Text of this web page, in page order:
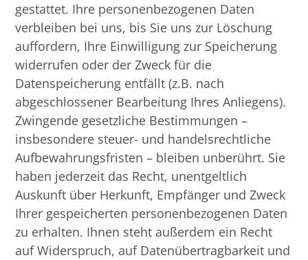
gestattet. Ihre personenbezogenen Daten
verbleiben bei uns, bis Sie uns zur Löschung
auffordern, Ihre Einwilligung zur Speicherung
widerrufen oder der Zweck für die
Datenspeicherung entfällt (z.B. nach
abgeschlossener Bearbeitung Ihres Anliegens).
Zwingende gesetzliche Bestimmungen –
insbesondere steuer- und handelsrechtliche
Aufbewahrungsfristen – bleiben unberührt. Sie
haben jederzeit das Recht, unentgeltlich
Auskunft über Herkunft, Empfänger und Zweck
Ihrer gespeicherten personenbezogenen Daten
zu erhalten. Ihnen steht außerdem ein Recht
auf Widerspruch, auf Datenübertragbarkeit und